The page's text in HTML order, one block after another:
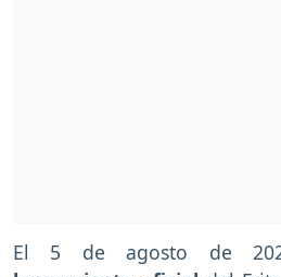
El 5 de agosto de